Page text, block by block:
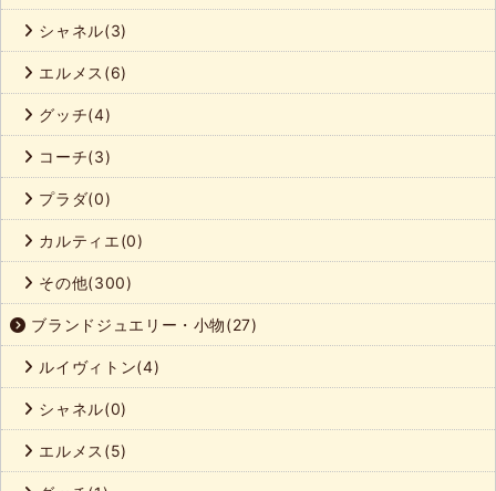
シャネル(3)
エルメス(6)
グッチ(4)
コーチ(3)
プラダ(0)
カルティエ(0)
その他(300)
ブランドジュエリー・小物(27)
ルイヴィトン(4)
シャネル(0)
エルメス(5)